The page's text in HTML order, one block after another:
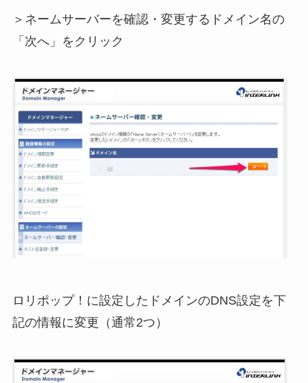
＞ネームサーバーを確認・変更するドメイン名の
「次へ」をクリック
ロリポップ！に設定したドメインのDNS設定を下
記の情報に変更（通常2つ）